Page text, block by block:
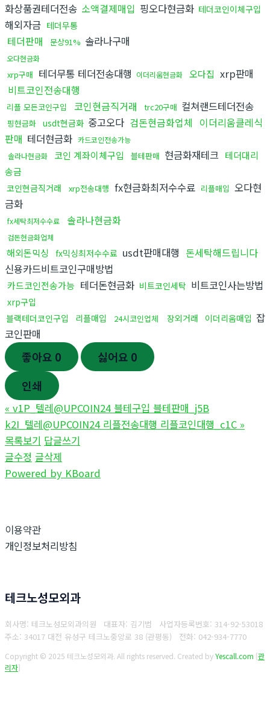
화상품권테더전송 소액결제매입 핑오다현금화 테더코인이체구입
해외자금 테더무통
테더판매 문상91% 솔라나구매
오다현금화
xrp구매 테더무통 테더전송대행 이더리움현금화 오다집 xrp판매
비트코인전송대행
리플 모든코인구입 코인현금직거래 trc20구매 컬쳐랜드테더전송
핑현금화 usdt현금화 중고오다 검돈현금화업체 이더리움클레식
판매 테더현금화 카드코인전송가능
솔라나현금화
코인 계좌이체구입 블테판매 현금화재테크 테더대리
송금
코인현금직거래 xrp전송대행 fx현금화최저수수료 리플매입 오다현
금화
fx세탁최저수수료 솔라나현금화
검돈현금화업체
해외돈믹싱 fx믹싱최저수수료 usdt판매대행 돈세탁해드립니다
신용카드비트코인구매방법
카드코인전송가능 테더돈현금화 비트코인세탁 비트코인사는방법
xrp구입
블랙테더코인구입
리플매입 24시코인업체 장외거래 이더리움매입 잡
코인판매
좋아요 0 싫어요 0
인쇄
« v1P_텔레@UPCOIN24 블테구입 블테판매_j5B
k2I_텔레@UPCOIN24 리플전송대행 리플코인대행_c1C »
목록보기 답글쓰기
글수정 글삭제
Powered by KBoard
이용약관
개인정보처리방침
테크노성모외과
회사명: 테크노성모외과의원 대표자: 김기범 사업자등록번호: 314-92-53018
주소: 34017 대전 유성구 테크노중앙로 38 (관평동) 전화: 042-934-7770
Copyright © 2025 테크노성모외과. All rights reserved. Created byYescall.com [관
리자]